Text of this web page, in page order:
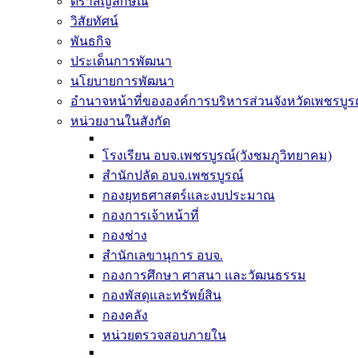
วิสัยทัศน์
พันธกิจ
ประเด็นการพัฒนา
นโยบายการพัฒนา
อำนาจหน้าที่ขององค์การบริหารส่วนจังหวัดเพชรบู
หน่วยงานในสังกัด
โรงเรียน อบจ.เพชรบูรณ์(วังชมภูวิทยาคม)
สำนักปลัด อบจ.เพชรบูรณ์
กองยุทธศาสตร์และงบประมาณ
กองการเจ้าหน้าที่
กองช่าง
สำนักเลขานุการ อบจ.
กองการศึกษา ศาสนา และวัฒนธรรม
กองพัสดุและทรัพย์สิน
กองคลัง
หน่วยตรวจสอบภายใน